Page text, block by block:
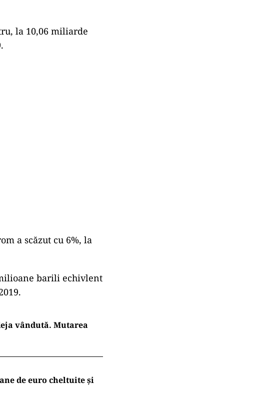
la 10,06 miliarde
a scăzut cu 6%, la
barili echivlent
vândută. Mutarea
de euro cheltuite și